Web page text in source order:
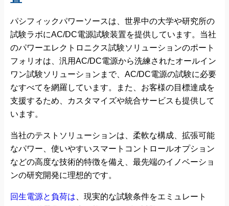
パシフィックパワーソースは、世界中の大学や研究所の
試験ラボにAC/DC電源試験装置を提供しています。当社
のパワーエレクトロニクス試験ソリューションのポート
フォリオは、汎用AC/DC電源から洗練されたオールイン
ワン試験ソリューションまで、AC/DC電源の試験に必要
なすべてを網羅しています。また、お客様の目標達成を
支援するため、カスタマイズや統合サービスも提供して
います。
当社のテストソリューションは、柔軟な構成、拡張可能
なパワー、使いやすいスマートコントロールオプション
などの高度な技術的特徴を備え、最先端のイノベーショ
ンの研究開発に理想的です。
回生電源と負荷は 、現実的な試験条件をエミュレート